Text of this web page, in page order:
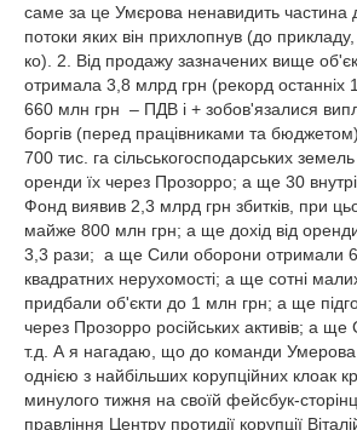
саме за це Умєрова ненавидить частина
потоки яких він прихлопнув (до
ко). 2. Від продажу зазначених вище
отримала 3,8 млрд грн (рекорд останніх
660 млн грн – ПДВ і + зобов'язалися
боргів (перед працівниками та
700 тис. га сільськогосподарських земель
оренди їх через Прозорро; а ще 30
Фонд виявив 2,3 млрд грн збитків, при
майже 800 млн грн; а ще дохід від
3,3 рази; а ще Сили оборони отримали
квадратних нерухомості; а ще сотні малих
придбали об'єкти до 1 млн грн; а ще
через Прозорро російських активів; а
т.д. А я нагадаю, що до команди
однією з найбільших корупційних клоак
минулого тижня на своїй фейсбук-
правління Центру протидії корупції